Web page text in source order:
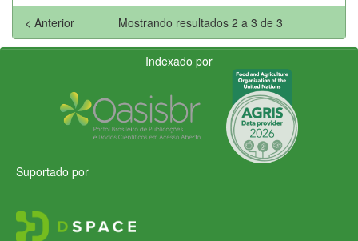
Mostrando resultados 2 a 3 de 3
< Anterior
Indexado por
Suportado por